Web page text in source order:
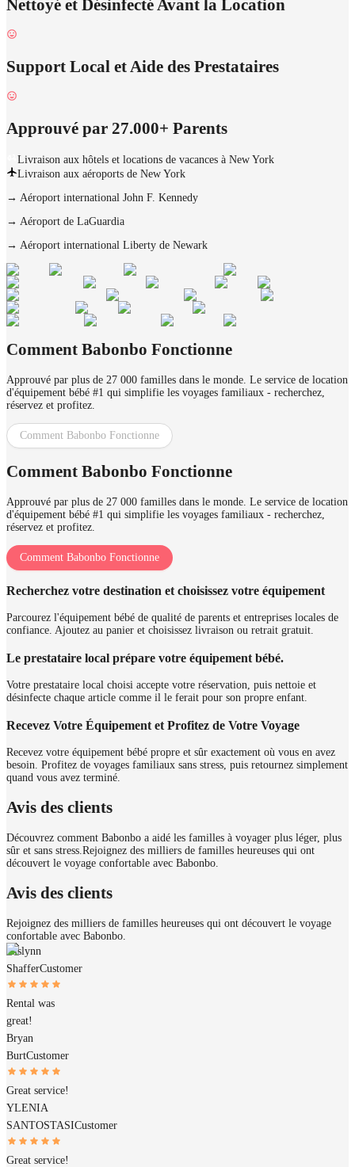
Nettoyé et Désinfecté Avant la Location
Support Local et Aide des Prestataires
Approuvé par 27.000+ Parents
Livraison aux hôtels et locations de vacances à New York
Livraison aux aéroports de New York
→ Aéroport international John F. Kennedy
→ Aéroport de LaGuardia
→ Aéroport international Liberty de Newark
Comment Babonbo Fonctionne
Approuvé par plus de 27 000 familles dans le monde. Le service de location
d'équipement bébé #1 qui simplifie les voyages familiaux - recherchez,
réservez et profitez.
Comment Babonbo Fonctionne
Comment Babonbo Fonctionne
Approuvé par plus de 27 000 familles dans le monde. Le service de location
d'équipement bébé #1 qui simplifie les voyages familiaux - recherchez,
réservez et profitez.
Comment Babonbo Fonctionne
Recherchez votre destination et choisissez votre équipement
Parcourez l'équipement bébé de qualité de parents et entreprises locales de
confiance. Ajoutez au panier et choisissez livraison ou retrait gratuit.
Le prestataire local prépare votre équipement bébé.
Votre prestataire local choisi accepte votre réservation, puis nettoie et
désinfecte chaque article comme il le ferait pour son propre enfant.
Recevez Votre Équipement et Profitez de Votre Voyage
Recevez votre équipement bébé propre et sûr exactement où vous en avez
besoin. Profitez de voyages familiaux sans stress, puis retournez simplement
quand vous avez terminé.
Avis des clients
Découvrez comment Babonbo a aidé les familles à voyager plus léger, plus
sûr et sans stress. Rejoignez des milliers de familles heureuses qui ont
découvert le voyage confortable avec Babonbo.
Avis des clients
Rejoignez des milliers de familles heureuses qui ont découvert le voyage
confortable avec Babonbo.
Aislynn
ShafferCustomer
Rental was
great!
Bryan
BurtCustomer
Great service!
YLENIA
SANTOSTASICustomer
Great service!